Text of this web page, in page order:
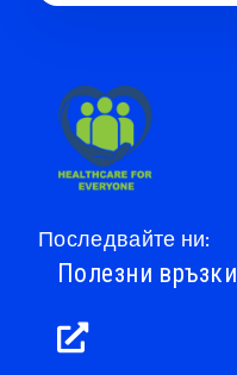
Последвайте ни:
Полезни връзки